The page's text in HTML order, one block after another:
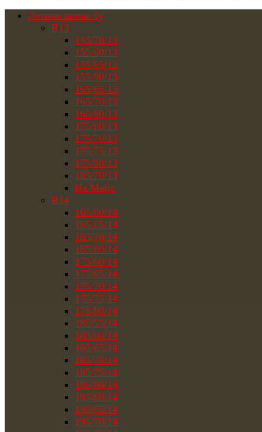
Летние шины бу
R13
145/70/13
155/60/13
155/65/13
155/80/13
165/65/13
165/70/13
165/80/13
175/60/13
175/70/13
175/75/13
175/80/13
185/70/13
На Matiz
R14
165/60/14
165/65/14
165/70/14
165/80/14
175/60/14
175/65/14
175/70/14
175/75/14
175/80/14
185/55/14
185/60/14
185/65/14
185/70/14
185/75/14
185/80/14
195/60/14
195/65/14
195/70/14